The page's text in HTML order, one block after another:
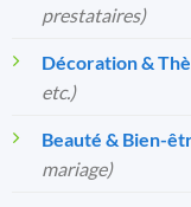
prestataires)
Décoration &
etc.)
Beauté & Bien-
mariage)